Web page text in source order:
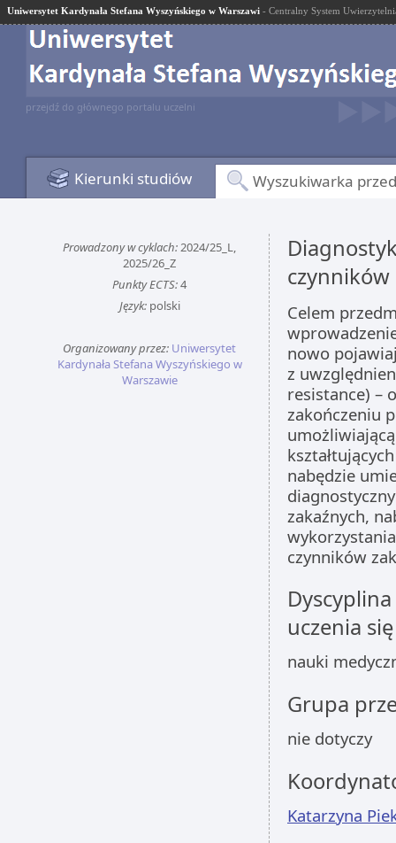
Uniwersytet Kardynała Stefana Wyszyńskiego w Warszawi - Centralny System
przejdź do głównego portalu uczelni
Kierunki studiów Wyszukiwarka
Prowadzony w cyklach:2024/25_L,
2025/26_Z
Punkty ECTS:4
Język:polski
Organizowany przez: Uniwersytet
Kardynała Stefana Wyszyńskiego w
Warszawie
Celem
nowo
z
resistance) –
zakończeniu
nabędzie
zakaźnych,
czynników
uczenia się
nauki
Grupa
nie dotyczy
Katarzyna